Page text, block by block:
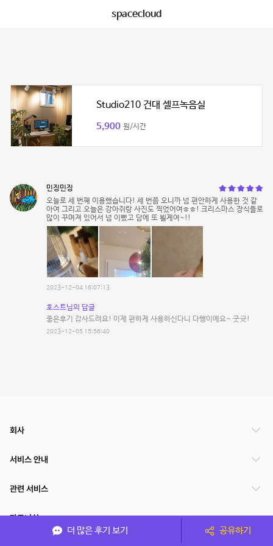
spacecloud
Studio210 건대 셀프녹음실
5,900 원/시간
민징민징
오늘로 세 번째 이용했습니다! 세 번쯤 오니까 넘 편안하게 사용한 것 같
아여 그리고 오늘은 강아쥐랑 사진도 찍었어여ㅎㅎ! 크리스마스 장식들로
많이 꾸며져 있어서 넘 이뻤고 담에 또 뵐게여~!!
2023-12-04 16:07:13
호스트님의 답글
좋은후기 감사드려요! 이제 편하게 사용하신다니 다행이에요~ 굿귯!
2023-12-05 15:56:40
더 많은 후기 보기 공유하기
회사
서비스 안내
관련 서비스
파트너쉽